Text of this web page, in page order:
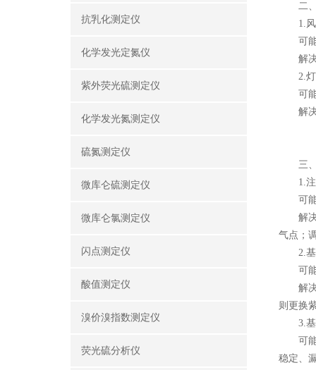
抗乳化测定仪
化学发光定氮仪
紫外荧光硫测定仪
化学发光氮测定仪
硫氮测定仪
微库仑硫测定仪
微库仑氯测定仪
闪点测定仪
酸值测定仪
溴价溴指数测定仪
荧光硫分析仪
二、
1.风
可能
解决
2.灯
可能
解决
三、
1.注
可能
解决
气点；
2.基
可能
解决
则更换
3.基
可能
稳定、